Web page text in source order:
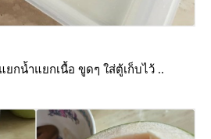
กน้ำแยกเนื้อ ขูดๆ ใส่ตู้เก็บไว้ ..